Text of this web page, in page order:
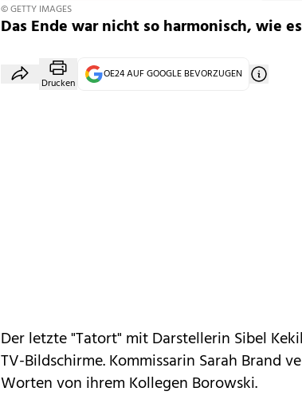
© GETTY IMAGES
Das Ende war nicht so harmonisch, wie
Drucken
OE24 AUF GOOGLE BEVORZUGEN
Der letzte "Tatort" mit Darstellerin Sibel
TV-Bildschirme. Kommissarin Sarah Brand
Worten von ihrem Kollegen Borowski.